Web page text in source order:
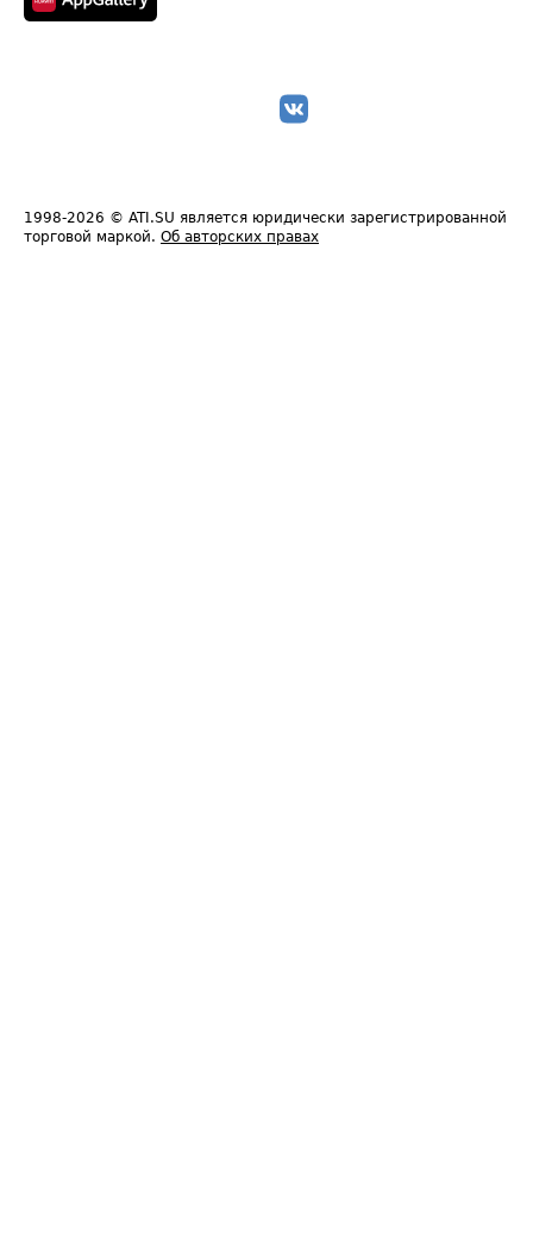
1998-2026 © ATI.SU является юридически зарегистрированной
торговой маркой. Об авторских правах